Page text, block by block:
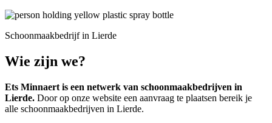
Schoonmaakbedrijf in Lierde
Wie zijn we?
Ets Minnaert is een netwerk van schoonmaakbedrijven in
Lierde. Door op onze website een aanvraag te plaatsen bereik je
alle schoonmaakbedrijven in Lierde.